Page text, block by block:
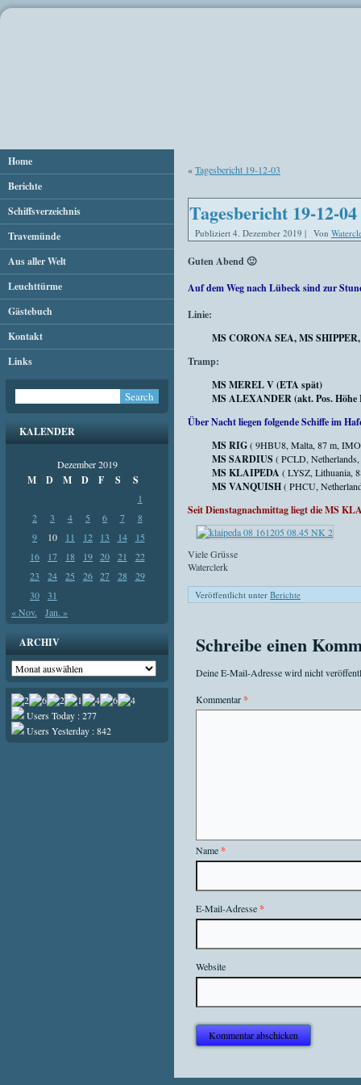
Home
Berichte
Schiffsverzeichnis
Travemünde
Aus aller Welt
Leuchttürme
Gästebuch
Kontakt
Links
KALENDER
Dezember 2019
M D M D F S S
1
2
3 4 5 6 7
8
9
10 11 12 13 14
15
16
17 18 19 20 21
22
23
24 25 26 27 28
29
30
31
« Nov.
Jan. »
ARCHIV
Archiv
Users Today : 277
Users Yesterday : 842
«Tagesbericht 19-12-03
Tagesbericht 19-12-04
Publiziert 4. Dezember 2019 | Von
Guten Abend 🙂
Auf dem Weg nach Lübeck sind zur
Linie:
MS CORONA SEA, MS
Tramp:
MS MEREL V (ETA spät)
MS ALEXANDER (akt. Pos. Höhe
Über Nacht liegen folgende Schiffe im
MS RIG( 9HBU8, Malta, 87 m,
MS SARDIUS ( PCLD,
MS KLAIPEDA ( LYSZ, Lithuania,
MS VANQUISH( PHCU,
Seit Dienstagnachmittag liegt die MS
Viele Grüsse
Waterclerk
Veröffentlicht unter Berichte
Schreibe einen
Deine E-Mail-Adresse wird nicht
Kommentar*
Name*
E-Mail-Adresse*
Website